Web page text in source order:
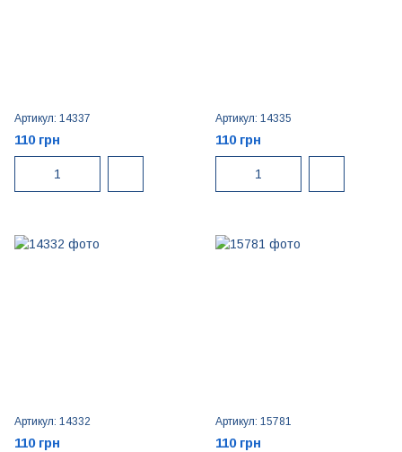
Артикул: 14337
110 грн
Артикул: 14335
110 грн
Артикул: 14332
110 грн
Артикул: 15781
110 грн